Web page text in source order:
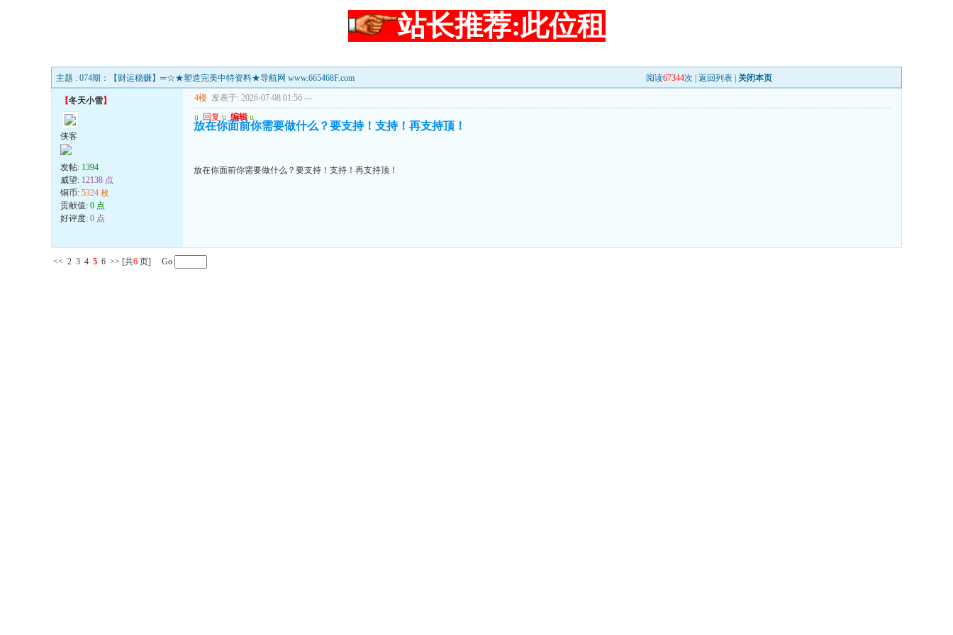
站长推荐:此位租
主题 : 074期：【财运稳赚】═☆★塑造完美中特资料★导航网 www.665468F.com 阅读67344次 | 返回列表 关闭本页
【冬天小雪】
侠客
发帖: 1394
威望: 12138 点
铜币: 5324 枚
贡献值: 0 点
好评度: 0 点
4楼 发表于: 2026-07-08 01:56 ---
u 回复 u 编辑 u
放在你面前你需要做什么？要支持！支持！再支持顶！
放在你面前你需要做什么？要支持！支持！再支持顶！
<< 2 3 4 5 6 >> [共6 页] Go